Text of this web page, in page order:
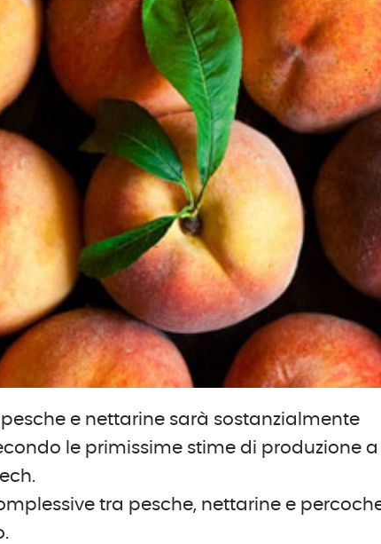
e nettarine sarà sostanzialmente
le primissime stime di produzione a
tra pesche, nettarine e